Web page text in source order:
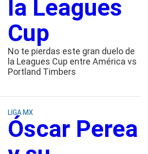
la Leagues
Cup
No te pierdas este gran duelo de
la Leagues Cup entre América vs
Portland Timbers
LIGA MX
Óscar Perea